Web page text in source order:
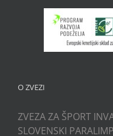
O ZVEZI
ZVEZA ZA ŠPORT
SLOVENSKI